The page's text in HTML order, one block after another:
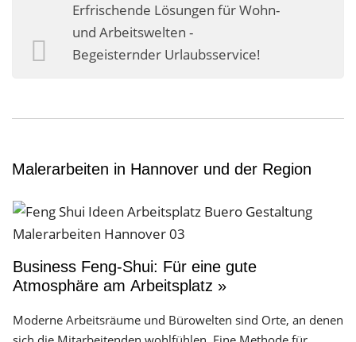
Business-Lösungen
Premium-Lösungen
Heyse Lifestyle
Navigation schließen
Erfrischende Lösungen für Wohn-
und Arbeitswelten -
Begeisternder Urlaubsservice!
Malerarbeiten in Hannover und der Region
Business Feng-Shui: Für eine gute
Atmosphäre am Arbeitsplatz »
Moderne Arbeitsräume und Bürowelten sind Orte, an denen